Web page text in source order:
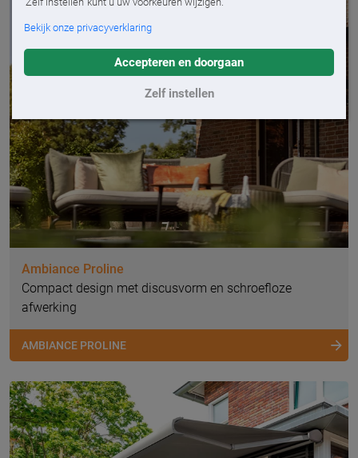
Bekijk onze privacyverklaring
Accepteren en doorgaan
Zelf instellen
Ambiance Proline
Compact design met discusvorm en schroefloze
afwerking
AMBIANCE PROLINE